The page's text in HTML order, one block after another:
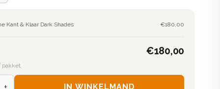
Kant & Klaar Dark Shades €180,00
€180,00
pakket
+ IN WINKELMAND